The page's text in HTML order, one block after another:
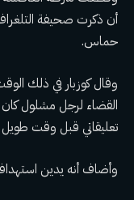
حماس.
وقال كوزبار في ذلك
القضاء لرجل مشلول
تعليقاتي قبل وقت
وأضاف أنه يدين